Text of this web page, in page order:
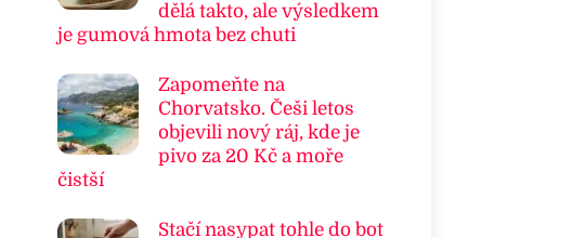
dělá takto, ale výsledkem
je gumová hmota bez chuti
Zapomeňte na
Chorvatsko. Češi letos
objevili nový ráj, kde je
pivo za 20 Kč a moře
čistší
Stačí nasypat tohle do bot